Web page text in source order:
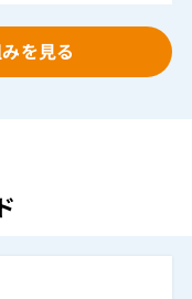
を見る